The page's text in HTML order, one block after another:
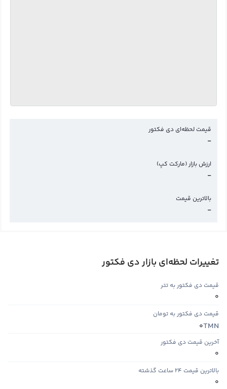
قیمت لحظه‌ای دی فکتور
-
ارزش بازار (مارکت کپ)
-
بالاترین قیمت
-
تغییرات لحظه‌ای بازار دی فکتور
قیمت دی فکتور به تتر
0
قیمت دی فکتور به تومان
TMN
0
آخرین قیمت دی فکتور
0
بالاترین قیمت ۲۴ ساعت گذشته
0